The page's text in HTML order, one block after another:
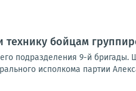
бойцам
подразделения 9-й
исполкома партии